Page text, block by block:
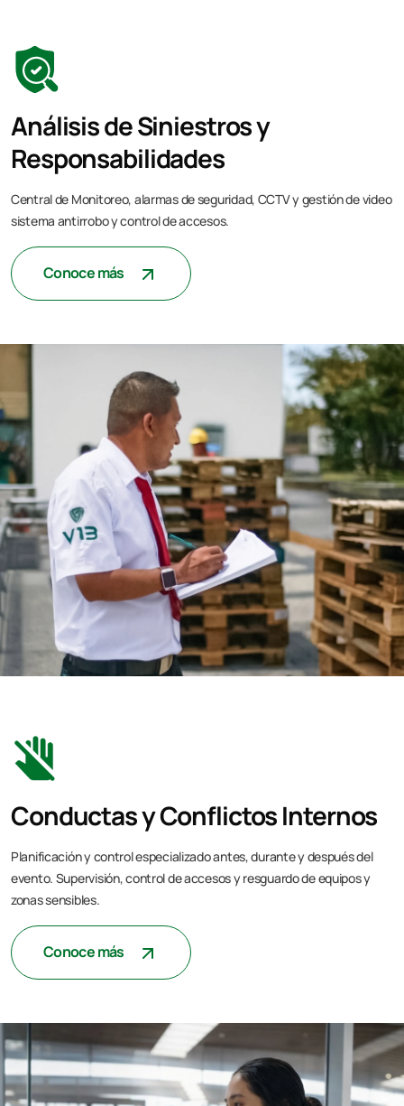
Análisis de Siniestros y
Responsabilidades
Central de Monitoreo, alarmas de seguridad, CCTV y gestión de video
sistema antirrobo y control de accesos.
Conoce más
Conductas y Conflictos Internos
Planificación y control especializado antes, durante y después del
evento. Supervisión, control de accesos y resguardo de equipos y
zonas sensibles.
Conoce más